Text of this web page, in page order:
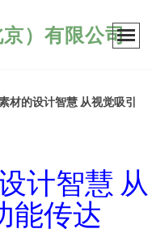
）有限公司
材的设计智慧 从视觉吸引
计智慧 从
能传达